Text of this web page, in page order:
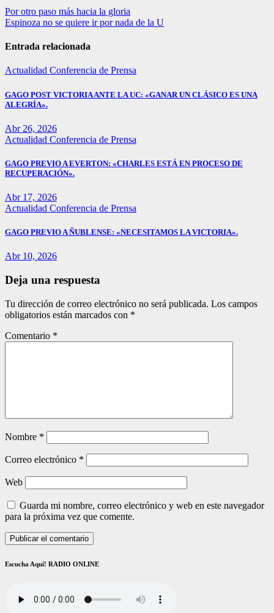
Navegación
de
entradas
Por otro paso más hacia la gloria
Espinoza no se quiere ir por nada de la U
Entrada relacionada
Actualidad Conferencia de Prensa
GAGO POST VICTORIA ANTE LA UC: «GANAR UN CLÁSICO ES UNA
ALEGRÍA».
Abr 26, 2026
Actualidad Conferencia de Prensa
GAGO PREVIO A EVERTON: «CHARLES ESTÁ EN PROCESO DE
RECUPERACIÓN».
Abr 17, 2026
Actualidad Conferencia de Prensa
GAGO PREVIO A ÑUBLENSE: «NECESITAMOS LA VICTORIA».
Abr 10, 2026
Deja una respuesta
Tu dirección de correo electrónico no será publicada. Los campos
obligatorios están marcados con *
Comentario *
Nombre *
Correo electrónico *
Web
Guarda mi nombre, correo electrónico y web en este navegador
para la próxima vez que comente.
Escucha Aquí! RADIO ONLINE